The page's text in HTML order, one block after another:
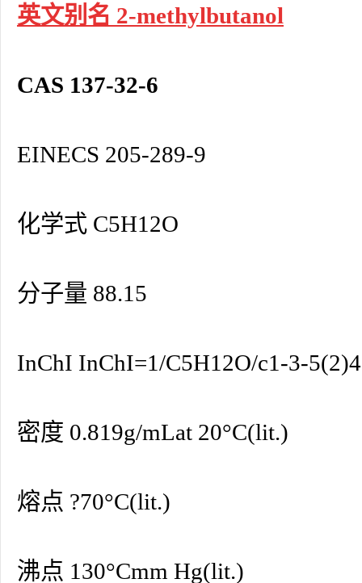
英文别名 2-methylbutanol
CAS 137-32-6
EINECS 205-289-9
化学式 C5H12O
分子量 88.15
InChI InChI=1/C5H12O/c1-3-
密度 0.819g/mLat 20°C(lit.)
熔点 ?70°C(lit.)
沸点 130°Cmm Hg(lit.)